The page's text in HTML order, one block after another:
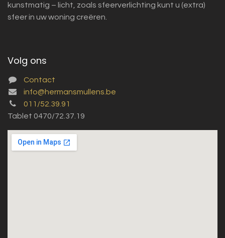
kunstmatig – licht, zoals sfeerverlichting kunt u (extra)
sfeer in uw woning creëren.
Volg ons
Contact
info@hermansmullens.be
011/52.39.91
Tablet 0470/72.37.19